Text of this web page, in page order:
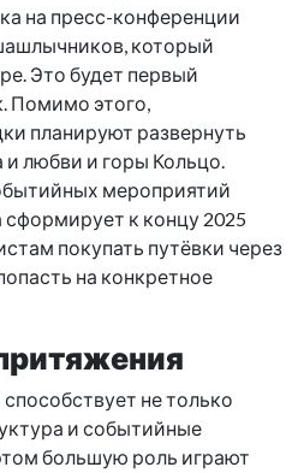
на пресс-конференции
который
Это будет первый
Помимо этого,
планируют развернуть
любви и горы Кольцо.
мероприятий
к концу 2025
покупать путёвки через
на конкретное
не только
и событийные
большую роль играют